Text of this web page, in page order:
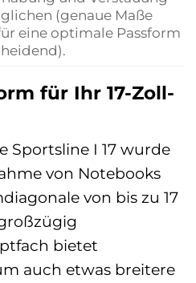
(genaue Maße
eine optimale Passform
für Ihr 17-Zoll-
Sportsline I 17 wurde
von Notebooks
von bis zu 17
bietet
auch etwas breitere